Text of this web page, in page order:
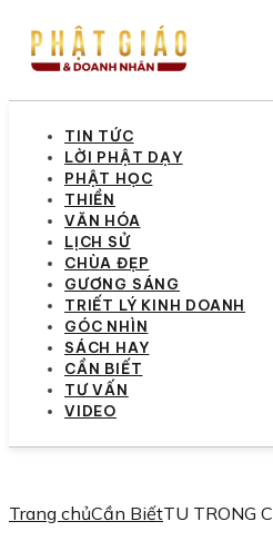
TIN TỨC
LỜI PHẬT DẠY
PHẬT HỌC
THIỀN
VĂN HÓA
LỊCH SỬ
CHÙA ĐẸP
GƯƠNG SÁNG
TRIẾT LÝ KINH DOANH
GÓC NHÌN
SÁCH HAY
CẦN BIẾT
TƯ VẤN
VIDEO
Trang chủCần BiếtTU TRONG